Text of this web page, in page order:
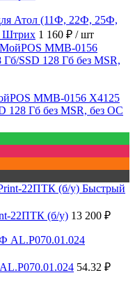
Атол (11Ф, 22Ф, 25Ф,
Штрих 1 160 ₽ / шт
MMB-0156 X4125
128 Гб без MSR, без ОС
Быстрый
22ПТК (б/у) 13 200 ₽
54.32 ₽